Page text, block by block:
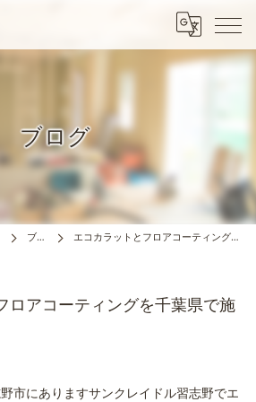
ブログ
ブログ エコカラットとフロアコーティングを千葉県で施工しました
ロアコーティングを千葉県で施
市にありますサンクレイドル習志野でエ